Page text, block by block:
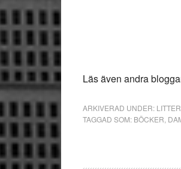
Läs även andra
ARKIVERAD UNDER:
TAGGAD SOM: BÖCKER